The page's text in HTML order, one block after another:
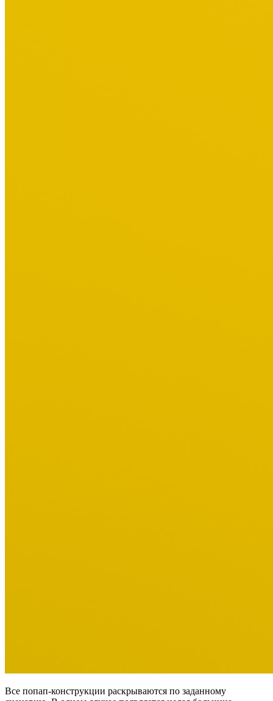
Все попап-конструкции раскрываются по заданному